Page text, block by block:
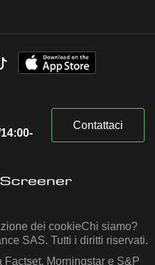
Contattaci
dei cookieChi siamo?
SAS. Tutti i diritti riservati.
Factset, Morningstar e S&P